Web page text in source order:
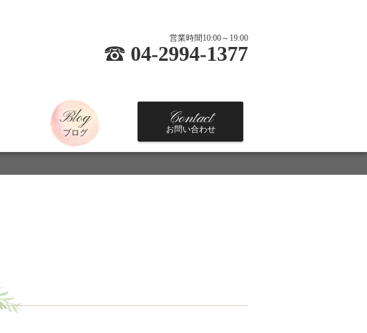
営業時間10:00～19:00
04-2994-1377
Blog
ブログ
Contact
お問い合わせ